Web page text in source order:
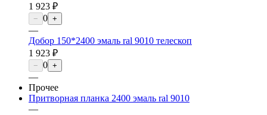
1 923 ₽
− 0 +
—
Добор 150*2400 эмаль ral 9010 телескоп
1 923 ₽
− 0 +
—
Прочее
Притворная планка 2400 эмаль ral 9010
—